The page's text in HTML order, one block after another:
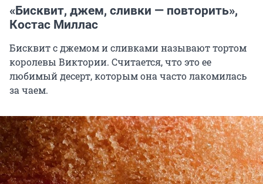
«Бисквит, джем, сливки — повторить»,
Костас Миллас
Бисквит с джемом и сливками называют тортом
королевы Виктории. Считается, что это ее
любимый десерт, которым она часто лакомилась
за чаем.